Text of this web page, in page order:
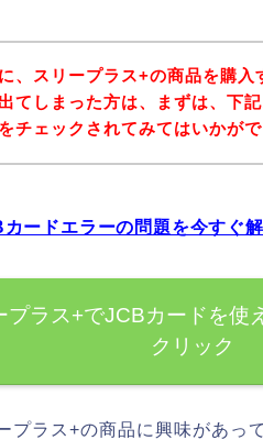
、スリープラス+の商品を購
てしまった方は、まずは、下
チェックされてみてはいかが
ードエラーの問題を今すぐ
プラス+でJCBカードを使
クリック
プラス+の商品に興味があっ